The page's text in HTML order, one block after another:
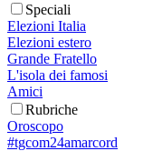
Speciali
Elezioni Italia
Elezioni estero
Grande Fratello
L'isola dei famosi
Amici
Rubriche
Oroscopo
#tgcom24amarcord